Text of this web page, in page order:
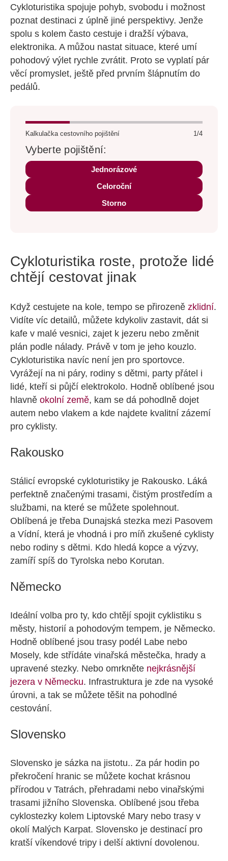
Cykloturistika spojuje pohyb, svobodu i možnost
poznat destinaci z úplně jiné perspektivy. Jenže
spolu s kolem často cestuje i dražší výbava,
elektronika. A můžou nastat situace, které umí
pohodový výlet rychle zvrátit. Proto se vyplatí pár
věcí promyslet, ještě před prvním šlápnutím do
pedálů.
Kalkulačka cestovního pojištění 1/4
Vyberte pojištění:
Jednorázové
Celoroční
Storno
Cykloturistika roste, protože lidé
chtějí cestovat jinak
Když cestujete na kole, tempo se přirozeně zklidní.
Vidíte víc detailů, můžete kdykoliv zastavit, dát si
kafe v malé vesnici, zajet k jezeru nebo změnit
plán podle nálady. Právě v tom je jeho kouzlo.
Cykloturistika navíc není jen pro sportovce.
Vyrážejí na ni páry, rodiny s dětmi, party přátel i
lidé, kteří si půjčí elektrokolo. Hodně oblíbené jsou
hlavně okolní země, kam se dá pohodlně dojet
autem nebo vlakem a kde najdete kvalitní zázemí
pro cyklisty.
Rakousko
Stálicí evropské cykloturistiky je Rakousko. Láká
perfektně značenými trasami, čistým prostředím a
službami, na které se můžete spolehnout.
Oblíbená je třeba Dunajská stezka mezi Pasovem
a Vídní, která je vhodná i pro míň zkušené cyklisty
nebo rodiny s dětmi. Kdo hledá kopce a výzvy,
zamíří spíš do Tyrolska nebo Korutan.
Německo
Ideální volba pro ty, kdo chtějí spojit cyklistiku s
městy, historií a pohodovým tempem, je Německo.
Hodně oblíbené jsou trasy podél Labe nebo
Mosely, kde střídáte vinařská městečka, hrady a
upravené stezky. Nebo omrkněte nejkrásnější
jezera v Německu. Infrastruktura je zde na vysoké
úrovni, a tak se můžete těšit na pohodlné
cestování.
Slovensko
Slovensko je sázka na jistotu.. Za pár hodin po
překročení hranic se můžete kochat krásnou
přírodou v Tatrách, přehradami nebo vinařskými
trasami jižního Slovenska. Oblíbené jsou třeba
cyklostezky kolem Liptovské Mary nebo trasy v
okolí Malých Karpat. Slovensko je destinací pro
kratší víkendové tripy i delší aktivní dovolenou.